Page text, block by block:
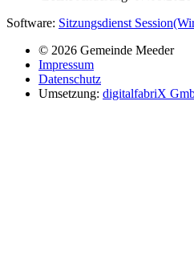
Software: Sitzungsdienst Session
© 2026 Gemeinde Meeder
Impressum
Datenschutz
Umsetzung: digitalfabriX